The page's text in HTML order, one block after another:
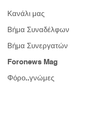
Κανάλι μας
Βήμα Συναδέλφων
Βήμα Συνεργατών
Foronews Mag
Φόρο..γνώμες